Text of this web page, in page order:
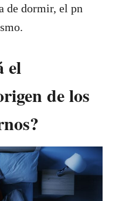
de dormir, el pn
el
de los